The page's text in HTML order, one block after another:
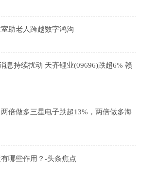
助老人跨越数字鸿沟
息持续扰动 天齐锂业(09696)跌超6% 赣
倍做多三星电子跌超13%，两倍做多海
哪些作用？-头条焦点